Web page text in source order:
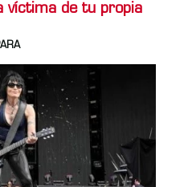
víctima de tu propia